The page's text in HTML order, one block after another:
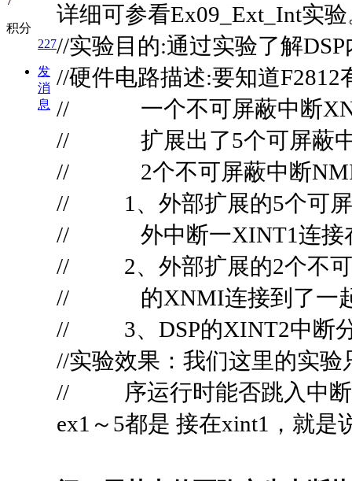
积分
227
发
消
息
详细可参看Ex09_Ext_Int实
//实验目的:通过实验了解
//硬件电路描述:要知道
// 一个不可屏蔽中断
// 扩展出了5个可屏蔽中断
// 2个不可屏蔽中断
// 1、外部扩展的5个可屏
// 外中断一XINT1连接
// 2、外部扩展的2个不可
// 的XNMI连接到了一
// 3、DSP的XINT2中断分
//实验效果：我们这里的实
// 序运行时能否跳入中断
ex1～5都是 接在xint1，就